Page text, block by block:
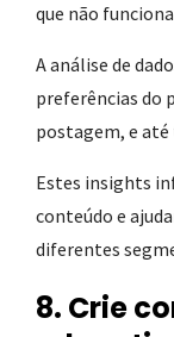
que não
A análise de
preferências do
postagem, e
Estes insights
conteúdo e
diferentes
8. Crie